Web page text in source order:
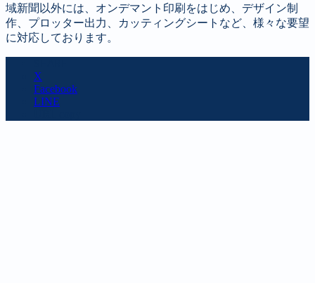
域新聞以外には、オンデマント印刷をはじめ、デザイン制
作、プロッター出力、カッティングシートなど、様々な要望
に対応しております。
X
Facebook
LINE